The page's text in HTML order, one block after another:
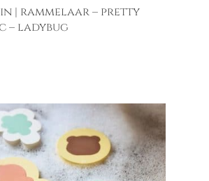
| rammelaar – pretty
– ladybug